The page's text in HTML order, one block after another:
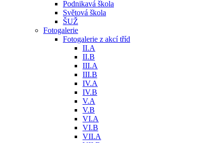
Podnikavá škola
Světová škola
ŠUŽ
Fotogalerie
Fotogalerie z akcí tříd
II.A
II.B
III.A
III.B
IV.A
IV.B
V.A
V.B
VI.A
VI.B
VII.A